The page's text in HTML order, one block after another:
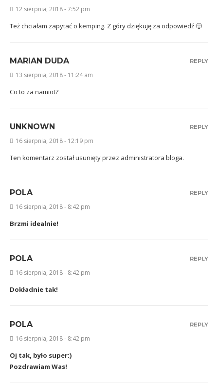
12 sierpnia, 2018 - 7:52 pm
Też chciałam zapytać o kemping. Z góry dziękuję za odpowiedź 🙂
MARIAN DUDA
13 sierpnia, 2018 - 11:24 am
Co to za namiot?
REPLY
UNKNOWN
16 sierpnia, 2018 - 12:19 pm
Ten komentarz został usunięty przez administratora bloga.
REPLY
POLA
16 sierpnia, 2018 - 8:42 pm
Brzmi idealnie!
REPLY
POLA
16 sierpnia, 2018 - 8:42 pm
Dokładnie tak!
REPLY
POLA
16 sierpnia, 2018 - 8:42 pm
Oj tak, było super:)
Pozdrawiam Was!
REPLY